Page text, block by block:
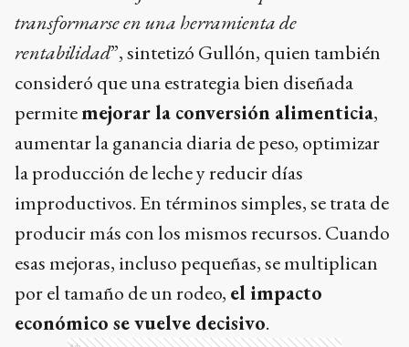
transformarse en una herramienta de
rentabilidad”, sintetizó Gullón, quien también
consideró que una estrategia bien diseñada
permitemejorar la conversión alimenticia,
aumentar la ganancia diaria de peso, optimizar
la producción de leche y reducir días
improductivos. En términos simples, se trata de
producir más con los mismos recursos. Cuando
esas mejoras, incluso pequeñas, se multiplican
por el tamaño de un rodeo, el impacto
económico se vuelve decisivo.